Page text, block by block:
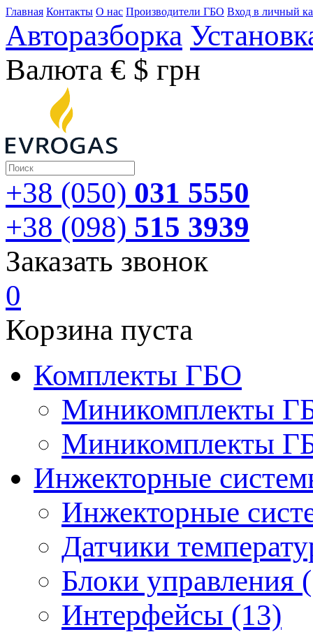
Главная Контакты О нас Производители ГБО Вход в личный
Авторазборка
Валюта € $ грн
+38 (050) 031 5550
+38 (098) 515 3939
Заказать звонок
0
Корзина пуста
Комплекты ГБО
Миникомплекты
Миникомплекты
Инжекторные
Инжекторные
Датчики
Блоки управления
Интерфейсы (13)